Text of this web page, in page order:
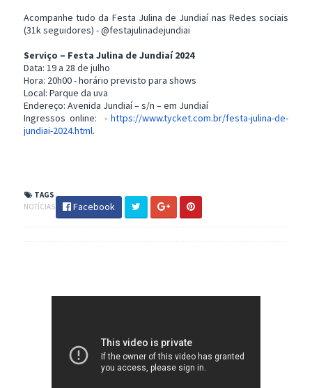
Acompanhe tudo da Festa Julina de Jundiaí nas Redes sociais
(31k seguidores) - @festajulinadejundiai
Serviço – Festa Julina de Jundiaí 2024
Data: 19 a 28 de julho
Hora: 20h00 - horário previsto para shows
Local: Parque da uva
Endereço: Avenida Jundiaí – s/n – em Jundiaí
Ingressos online: - https://www.tycket.com.br/festa-julina-de-
jundiai-2024.html.
TAGS
NOTÍCIAS
Facebook